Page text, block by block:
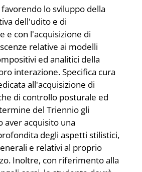
lo sviluppo della
dell'udito e di
e con l'acquisizione di
relative ai modelli
ed analitici della
interazione. Specifica cura
all'acquisizione di
di controllo posturale ed
del Triennio gli
aver acquisito una
degli aspetti stilistici,
e relativi al proprio
Inoltre, con riferimento alla